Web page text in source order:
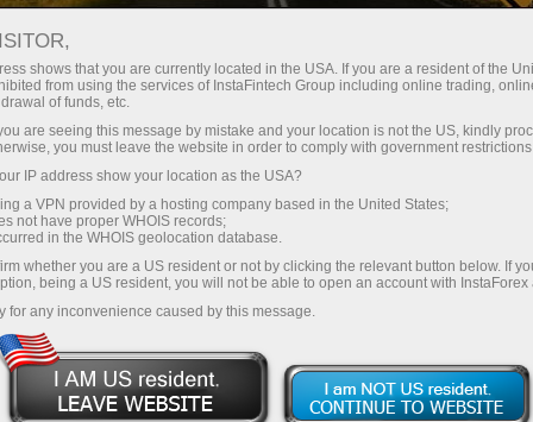
Р­РЄРЅРЅРЅРЈРЁРЄР°
РΜРІСЂРЅР·РЅРЅС‹
СЂР°СЃС€РЁСЂРЁР»Р°СЃСЊ РІ
I РЄРІР°СЂС‚Р°Р»РΜ, Р°
РЁРЅС„Р»СЏС†РЁСЏ
СЃС‚Р°РІРЁС‚ РЅРЅРІС‹РΜ
СЂРΜРЄРЅСЂРҐС‹
shows that you are currently located in the USA. If you are a resident of the
from using the services of InstaFintech Group including online trading,
of funds, etc.
are seeing this message by mistake and your location is not the US, kindly
you must leave the website in order to comply with government
IP address show your location as the USA?
a VPN provided by a hosting company based in the United States;
not have proper WHOIS records;
in the WHOIS geolocation database.
whether you are a US resident or not by clicking the relevant button below. If
being a US resident, you will not be able to open an account with InstaForex
for any inconvenience caused by this message.